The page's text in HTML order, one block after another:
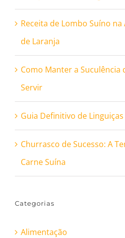
Receita de Lombo Suíno
de Laranja
Como Manter a Suculência
Servir
Guia Definitivo de
Churrasco de Sucesso: A
Carne Suína
Categorias
Alimentação